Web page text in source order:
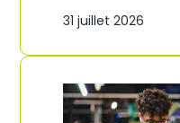
m
p
r
t
a
t
n
i
e
d
31 juillet 2026